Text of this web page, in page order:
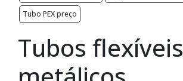
Tubo PEX preço
Tubos flexíveis